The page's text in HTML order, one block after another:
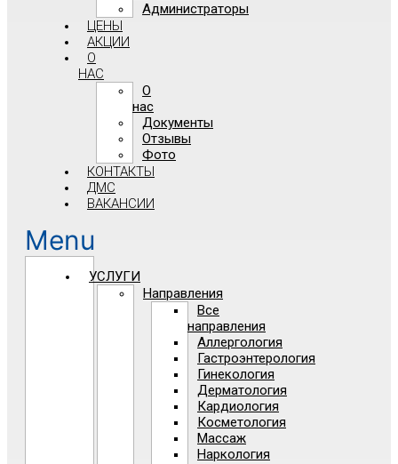
Администраторы
ЦЕНЫ
АКЦИИ
О
НАС
О
нас
Документы
Отзывы
Фото
КОНТАКТЫ
ДМС
ВАКАНСИИ
Menu
УСЛУГИ
Направления
Все
направления
Аллергология
Гастроэнтерология
Гинекология
Дерматология
Кардиология
Косметология
Массаж
Наркология